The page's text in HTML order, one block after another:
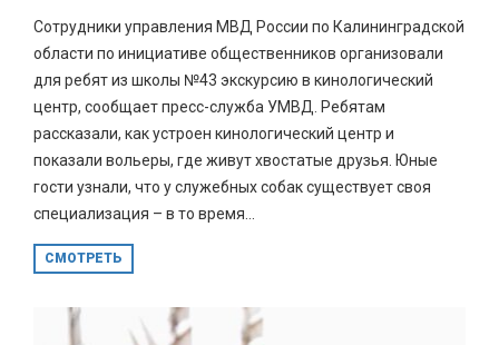
Сотрудники управления МВД России по Калининградской
области по инициативе общественников организовали
для ребят из школы №43 экскурсию в кинологический
центр, сообщает пресс-служба УМВД. Ребятам
рассказали, как устроен кинологический центр и
показали вольеры, где живут хвостатые друзья. Юные
гости узнали, что у служебных собак существует своя
специализация – в то время...
СМОТРЕТЬ